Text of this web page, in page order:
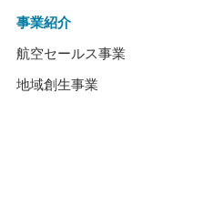
事業紹介
航空セールス事業
地域創生事業